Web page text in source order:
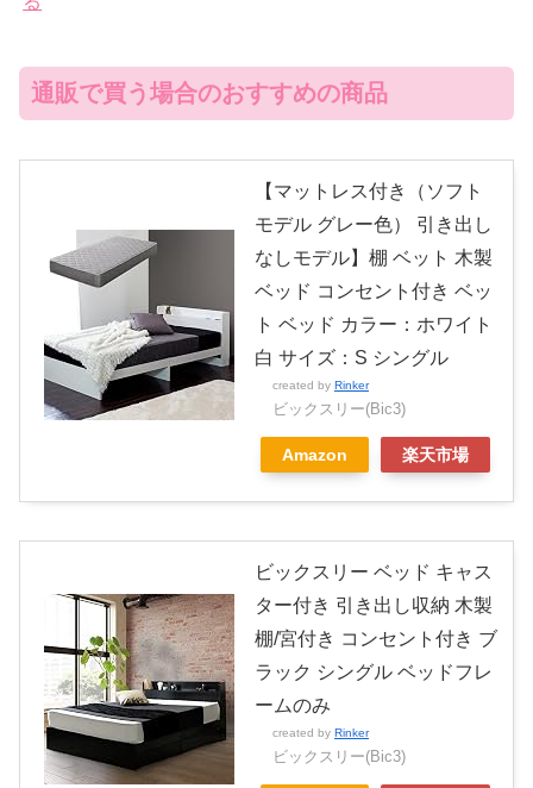
通販で買う場合のおすすめの商品
【マットレス付き（ソフト
モデル グレー色） 引き出し
なしモデル】棚 ベット 木製
ベッド コンセント付き ベッ
ト ベッド カラー：ホワイト
白 サイズ：S シングル
created by Rinker
ビックスリー(Bic3)
Amazon 楽天市場
ビックスリー ベッド キャス
ター付き 引き出し収納 木製
棚/宮付き コンセント付き ブ
ラック シングル ベッドフレ
ームのみ
created by Rinker
ビックスリー(Bic3)